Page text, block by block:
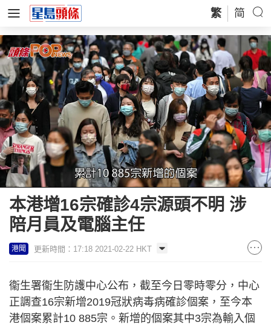
繁 简
Unmute Loaded:
100.00%
本港增16宗確診4宗源頭不明 涉
陪月員及電腦主任
港聞 更新時間：17:18 2021-02-22 HKT
衞生署衞生防護中心公布，截至今日零時零分，中心
正調查16宗新增2019冠狀病毒病確診個案，至今本
港個案累計10 885宗。新增的個案其中3宗為輸入個